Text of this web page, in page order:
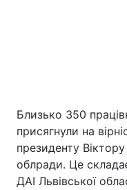
Близько 350
присягнули на
президенту
облради. Це
ДАІ Львівської